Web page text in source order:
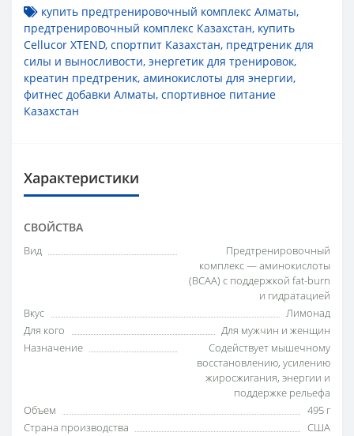
купить предтренировочный комплекс Алматы,
предтренировочный комплекс Казахстан, купить
Cellucor XTEND, спортпит Казахстан, предтреник для
силы и выносливости, энергетик для тренировок,
креатин предтреник, аминокислоты для энергии,
фитнес добавки Алматы, спортивное питание
Казахстан
Характеристики
СВОЙСТВА
Вид
Предтренировочный
комплекс — аминокислоты
(BCAA) с поддержкой fat-burn
и гидратацией
Вкус
Лимонад
Для кого
Для мужчин и женщин
Назначение
Содействует мышечному
восстановлению, усилению
жиросжигания, энергии и
поддержке рельефа
Объем
495 г
Страна производства
США